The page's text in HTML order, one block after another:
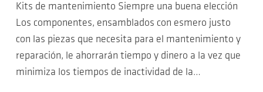
Kits de mantenimiento Siempre una buena elección
Los componentes, ensamblados con esmero justo
con las piezas que necesita para el mantenimiento y
reparación, le ahorrarán tiempo y dinero a la vez que
minimiza los tiempos de inactividad de la…